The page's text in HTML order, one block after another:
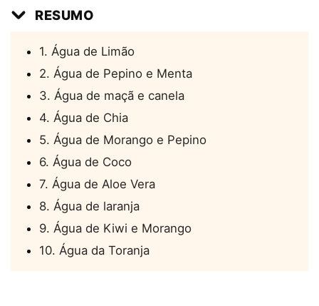
RESUMO
1. Água de Limão
2. Água de Pepino e Menta
3. Água de maçã e canela
4. Água de Chia
5. Água de Morango e Pepino
6. Água de Coco
7. Água de Aloe Vera
8. Água de laranja
9. Água de Kiwi e Morango
10. Água da Toranja